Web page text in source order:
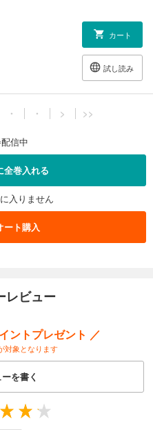
カート
試し読み
・ ・ > >>
信中
全巻入れる
入りません
ート購入
ビュー
ントプレゼント ／
対象となります
を書く